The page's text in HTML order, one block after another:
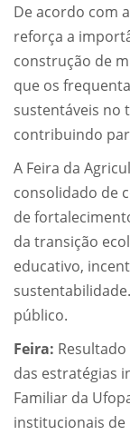
De acordo com
reforça a
construção de
que os
sustentáveis no
contribuindo
A Feira da
consolidado de
de
da transição
educativo,
público.
Feira:
das estratégias
Familiar da
institucionais